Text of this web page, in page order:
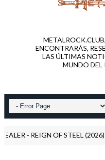
ENCONTRARÁS,
LAS ÚLTIMAS
MUNDO DEL
- REIGN OF STEEL (2026)